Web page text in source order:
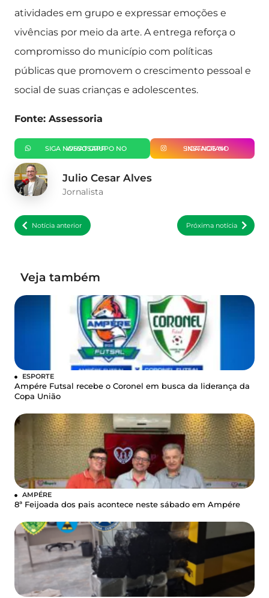
atividades em grupo e expressar emoções e
vivências por meio da arte. A entrega reforça o
compromisso do município com políticas
públicas que promovem o crescimento pessoal e
social de suas crianças e adolescentes.
Fonte: Assessoria
SIGA NOSSO GRUPO NO WHATSAPP SIGA-NOS NO INSTAGRAM
Julio Cesar Alves
Jornalista
Notícia anterior Próxima notícia
Veja também
ESPORTE
Ampére Futsal recebe o Coronel em busca da liderança da
Copa União
AMPÉRE
8ª Feijoada dos pais acontece neste sábado em Ampére